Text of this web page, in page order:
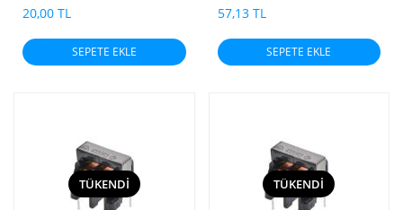
20,00 TL
SEPETE EKLE
57,13 TL
SEPETE EKLE
TÜKENDİ TÜKENDİ